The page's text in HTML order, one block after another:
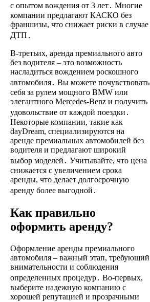
с опытом вождения от 3 лет․ Многие
компании предлагают КАСКО без
франшизы, что снижает риски в случае
ДТП․
В-третьих, аренда премиального авто
без водителя – это возможность
насладиться вождением роскошного
автомобиля․ Вы можете почувствовать
себя за рулем мощного BMW или
элегантного Mercedes-Benz и получить
удовольствие от каждой поездки․
Некоторые компании, такие как
dayDream, специализируются на
аренде премиальных автомобилей без
водителя и предлагают широкий
выбор моделей․ Учитывайте, что цена
снижается с увеличением срока
аренды, что делает долгосрочную
аренду более выгодной․
Как правильно
оформить аренду?
Оформление аренды премиального
автомобиля – важный этап, требующий
внимательности и соблюдения
определенных процедур․ Во-первых,
выберите надежную компанию с
хорошей репутацией и прозрачными